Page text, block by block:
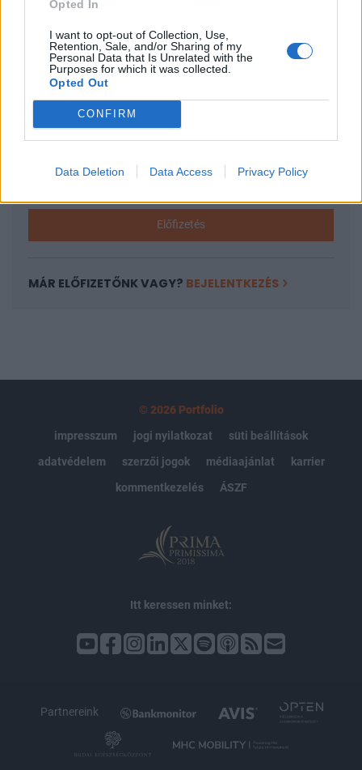
Opted In
I want to opt-out of Collection, Use,
Retention, Sale, and/or Sharing of my
Personal Data that Is Unrelated with the
Purposes for which it was collected.
Opted Out
CONFIRM
Data Deletion Data Access Privacy Policy
A keresett cikk a portfolio.hu hírarchívumához
tartozik, melynek olvasása előfizetéses
regisztrációhoz kötött.
Az előfizetés a következőket tartalmazza:
Portfolio.hu teljes cikkarchívum
Kötéslisták: BÉT elmúlt 2 év napon belüli
Előfizetés
MÁR ELŐFIZETŐNK VAGY? BEJELENTKEZÉS
© 2026 Portfolio
impresszum
jogi nyilatkozat
süti beállítások
adatvédelem
szerzői jogok médiaajánlat
karrier
kommentkezelés
ÁSZF
Itt keressen minket:
Partnereink